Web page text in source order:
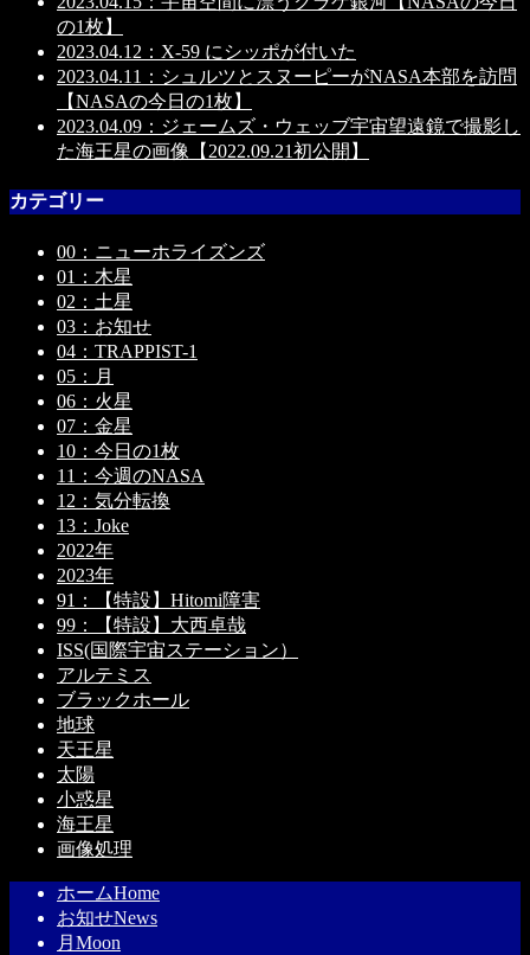
の1枚】
2023.04.12：X-59 にシッポが付いた
2023.04.11：シュルツとスヌーピーがNASA本部を訪問
【NASAの今日の1枚】
2023.04.09：ジェームズ・ウェッブ宇宙望遠鏡で撮影し
た海王星の画像【2022.09.21初公開】
カテゴリー
00：ニューホライズンズ
01：木星
02：土星
03：お知せ
04：TRAPPIST-1
05：月
06：火星
07：金星
10：今日の1枚
11：今週のNASA
12：気分転換
13：Joke
2022年
2023年
91：【特設】Hitomi障害
99：【特設】大西卓哉
ISS(国際宇宙ステーション）
アルテミス
ブラックホール
地球
天王星
太陽
小惑星
海王星
画像処理
ホームHome
お知せNews
月 Moon